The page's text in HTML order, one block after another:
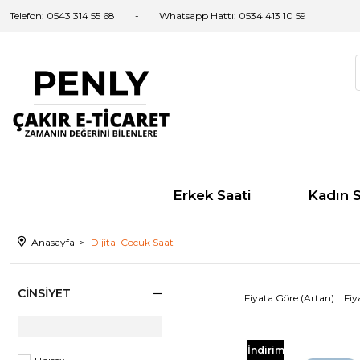
Telefon: 0543 314 55 68 Whatsapp Hattı: 0534 413 10 59
Erkek Saati Kadın
Anasayfa Dijital Çocuk Saat
CINSIYET Fiyata Göre (Artan)
İndirim